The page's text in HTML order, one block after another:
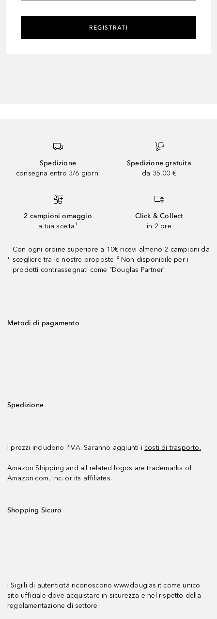
REGISTRATI
Spedizione
consegna entro 3/6 giorni
Spedizione gratuita
da 35,00 €
2 campioni omaggio
a tua scelta¹
Click & Collect
in 2 ore
¹
Con ogni ordine superiore a 10€ ricevi almeno 2 campioni da
scegliere tra le nostre proposte ² Non disponibile per i
prodotti contrassegnati come "Douglas Partner"
Metodi di pagamento
Spedizione
I prezzi includono l’IVA. Saranno aggiunti i costi di trasporto.
Amazon Shipping and all related logos are trademarks of
Amazon.com, Inc. or its affiliates.
Shopping Sicuro
I Sigilli di autenticità riconoscono www.douglas.it come unico
sito ufficiale dove acquistare in sicurezza e nel rispetto della
regolamentazione di settore.